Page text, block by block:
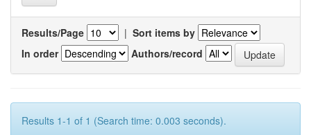
Results/Page | Sort items by
In order
Authors/record
Results 1-1 of 1 (Search time: 0.003 seconds).